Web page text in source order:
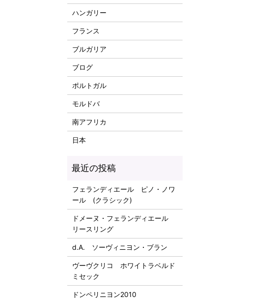
ハンガリー
フランス
ブルガリア
ブログ
ポルトガル
モルドバ
南アフリカ
日本
フェランディエール ピノ・ノワ
ール (クラシック)
ドメーヌ・フェランディエール
リースリング
d.A. ソーヴィニヨン・ブラン
ヴーヴクリコ ホワイトラベルド
ミセック
ドンペリニヨン2010